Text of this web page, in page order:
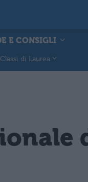
E CONSIGLI
Classi di Laurea